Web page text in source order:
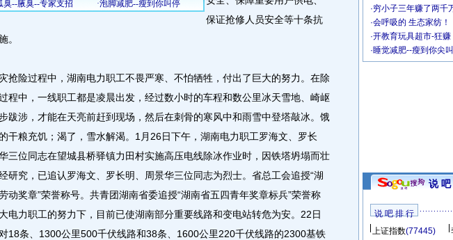
保证抢修人员安全等十条抗
。
险过程中，湖南电力职工不畏严寒、不怕牺牲，付出了巨大的努力。在除
程中，一线职工都是凌晨出发，经过数小时的车程和数公里冰天雪地、崎岖
跋涉，才能在天亮前赶到现场，然后在刺骨的寒风中和雨雪中登塔敲冰。饿
干粮充饥；渴了，雪水解渴。1月26日下午，湖南电力职工罗海文、罗长
三位同志在望城县桥驿镇力田村实施高压电线除冰作业时，因铁塔坍塌而壮
研究，已追认罗海文、罗长明、周景华三位同志为烈士。省总工会追授“湖
动奖章”荣誉称号。共青团湖南省委追授“湖南省五四青年奖章标兵”荣誉称
电力职工的努力下，目前已使湖南部分重要线路和变电站转危为安。22日
18条、1300公里500千伏线路和38条、1600公里220千伏线路的2300基铁
·穷小子三年赚了两千
·会呼吸的 生态家纺！
·开教育玩具超市-狂赚
·睡觉减肥--瘦到你尖叫
说 吧
说 吧 排 行
上证指数(77445)